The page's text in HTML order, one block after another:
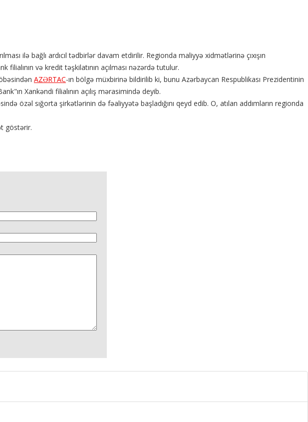
ilə bağlı ardıcıl tədbirlər davam etdirilir. Regionda maliyyə xidmətlərinə çıxışın
və kredit təşkilatının açılması nəzərdə tutulur.
AZƏRTAC-ın bölgə müxbirinə bildirilib ki, bunu Azərbaycan Respublikası Prezidentinin
Xankəndi filialının açılış mərasimində deyib.
özəl sığorta şirkətlərinin də fəaliyyətə başladığını qeyd edib. O, atılan addımların regionda
göstərir.